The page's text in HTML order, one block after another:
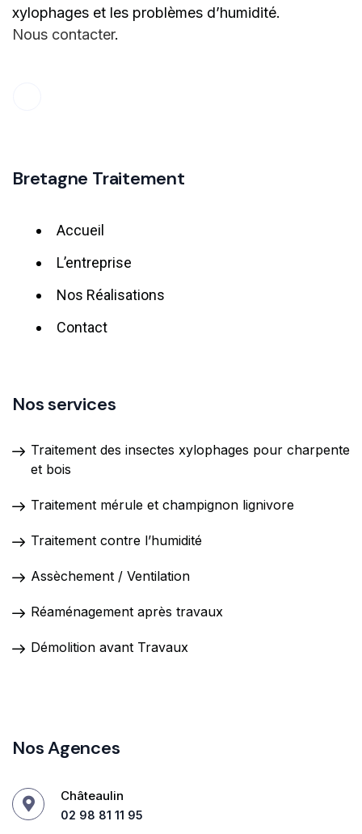
xylophages et les problèmes d’humidité.
Nous contacter.
Bretagne Traitement
Accueil
L’entreprise
Nos Réalisations
Contact
Nos services
Traitement des insectes xylophages pour charpente
et bois
Traitement mérule et champignon lignivore
Traitement contre l’humidité
Assèchement / Ventilation
Réaménagement après travaux
Démolition avant Travaux
Nos Agences
Châteaulin
02 98 81 11 95